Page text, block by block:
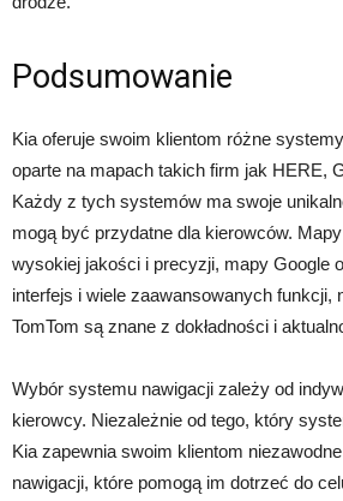
Podsumowanie
Kia oferuje swoim klientom różne
oparte na mapach takich firm jak HERE,
Każdy z tych systemów ma swoje
mogą być przydatne dla kierowców.
wysokiej jakości i precyzji, mapy Google
interfejs i wiele zaawansowanych funkcji,
TomTom są znane z dokładności i
Wybór systemu nawigacji zależy od
kierowcy. Niezależnie od tego, który
Kia zapewnia swoim klientom
nawigacji, które pomogą im dotrzeć do